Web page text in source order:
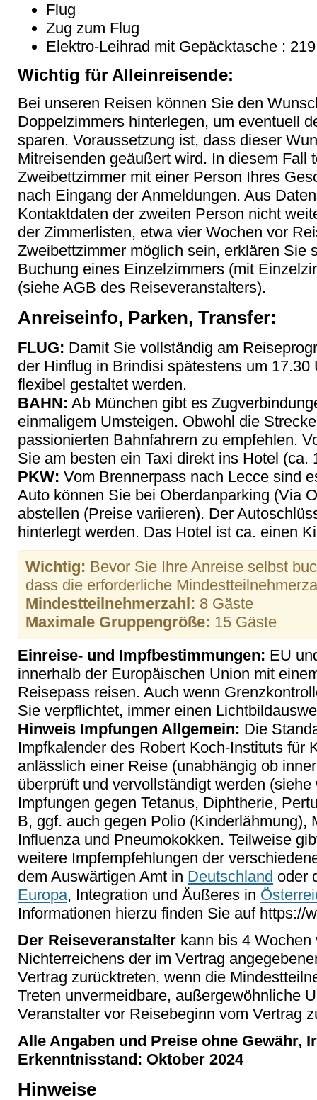
Flug
Zug zum Flug
Elektro-Leihrad mit Gepäcktasche :
Wichtig für Alleinreisende:
Bei unseren Reisen können Sie den
Doppelzimmers hinterlegen, um eventuell
sparen. Voraussetzung ist, dass dieser
Mitreisenden geäußert wird. In diesem Fall
Zweibettzimmer mit einer Person Ihres
nach Eingang der Anmeldungen. Aus
Kontaktdaten der zweiten Person nicht
der Zimmerlisten, etwa vier Wochen vor
Zweibettzimmer möglich sein, erklären Sie
Buchung eines Einzelzimmers (mit
(siehe AGB des Reiseveranstalters).
Anreiseinfo, Parken, Transfer:
FLUG: Damit Sie vollständig am
der Hinflug in Brindisi spätestens um
flexibel gestaltet werden.
BAHN: Ab München gibt es
einmaligem Umsteigen. Obwohl die
passionierten Bahnfahrern zu empfehlen.
Sie am besten ein Taxi direkt ins Hotel (ca.
PKW: Vom Brennerpass nach Lecce sind
Auto können Sie bei Oberdanparking (Via
abstellen (Preise variieren). Der
hinterlegt werden. Das Hotel ist ca. einen
Wichtig: Bevor Sie Ihre Anreise selbst
dass die erforderliche
Mindestteilnehmerzahl: 8 Gäste
Maximale Gruppengröße: 15 Gäste
Einreise- und Impfbestimmungen: EU
innerhalb der Europäischen Union mit
Reisepass reisen. Auch wenn
Sie verpflichtet, immer einen
Hinweis Impfungen Allgemein: Die
Impfkalender des Robert Koch-Instituts für
anlässlich einer Reise (unabhängig ob
überprüft und vervollständigt werden
Impfungen gegen Tetanus, Diphtherie,
B, ggf. auch gegen Polio (Kinderlähmung),
Influenza und Pneumokokken. Teilweise
weitere Impfempfehlungen der
dem Auswärtigen Amt in Deutschland oder
Europa, Integration und Äußeres in
Informationen hierzu finden Sie auf https://
Der Reiseveranstalter kann bis 4
Nichterreichens der im Vertrag
Vertrag zurücktreten, wenn die
Treten unvermeidbare, außergewöhnliche
Veranstalter vor Reisebeginn vom Vertrag
Alle Angaben und Preise ohne Gewähr,
Erkenntnisstand: Oktober 2024
Hinweise